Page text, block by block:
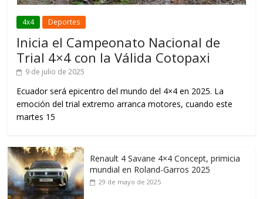
4x4 Deportes
Inicia el Campeonato Nacional de
Trial 4×4 con la Válida Cotopaxi
9 de julio de 2025
Ecuador será epicentro del mundo del 4×4 en 2025. La
emoción del trial extremo arranca motores, cuando este
martes 15
Renault 4 Savane 4×4 Concept, primicia
mundial en Roland-Garros 2025
29 de mayo de 2025